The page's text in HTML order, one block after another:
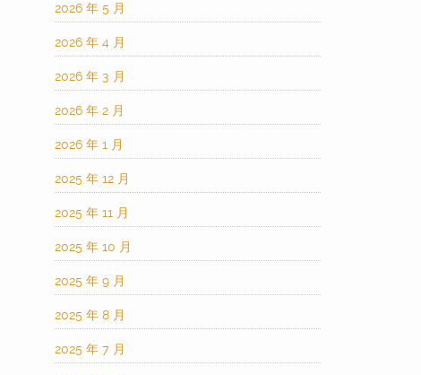
2026 年 5 月
2026 年 4 月
2026 年 3 月
2026 年 2 月
2026 年 1 月
2025 年 12 月
2025 年 11 月
2025 年 10 月
2025 年 9 月
2025 年 8 月
2025 年 7 月